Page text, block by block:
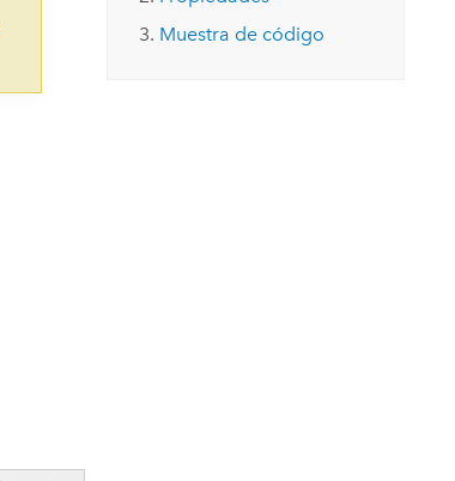
Explorar ArcGIS Pro
Leer la historiaMuestra de código